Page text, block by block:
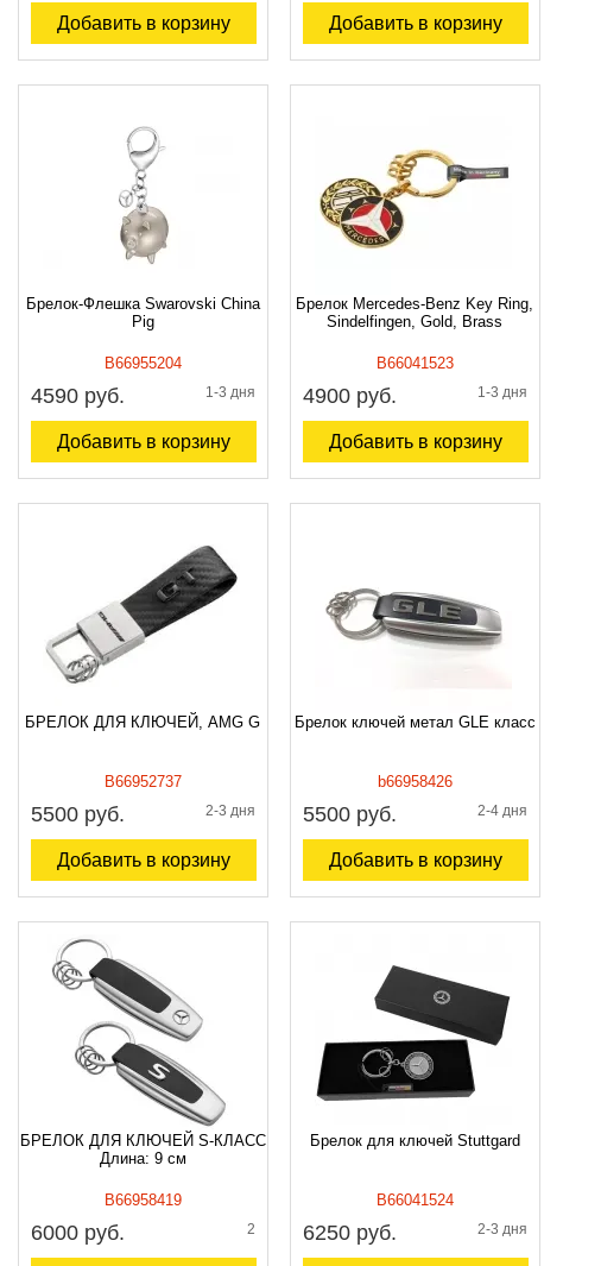
Добавить в корзину Добавить в корзину
Брелок-Флешка Swarovski China
Pig
B66955204
4590 руб. 1-3 дня
Добавить в корзину
Брелок Mercedes-Benz Key Ring,
Sindelfingen, Gold, Brass
B66041523
4900 руб. 1-3 дня
Добавить в корзину
БРЕЛОК ДЛЯ КЛЮЧЕЙ, AMG G
B66952737
5500 руб. 2-3 дня
Добавить в корзину
Брелок ключей метал GLE класс
b66958426
5500 руб. 2-4 дня
Добавить в корзину
БРЕЛОК ДЛЯ КЛЮЧЕЙ S-КЛАСС
Длина: 9 см
B66958419
6000 руб. 2
Брелок для ключей Stuttgard
B66041524
6250 руб. 2-3 дня